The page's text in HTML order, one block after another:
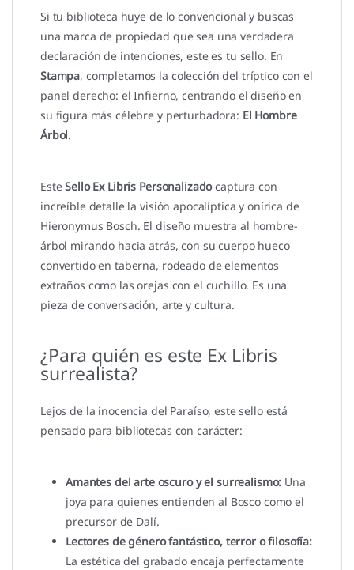
Si tu biblioteca huye de lo convencional y buscas
una marca de propiedad que sea una verdadera
declaración de intenciones, este es tu sello. En
Stampa, completamos la colección del tríptico con el
panel derecho: el Infierno, centrando el diseño en
su figura más célebre y perturbadora: El Hombre
Árbol.
EsteSello Ex Libris Personalizadocaptura con
increíble detalle la visión apocalíptica y onírica de
Hieronymus Bosch. El diseño muestra al hombre-
árbol mirando hacia atrás, con su cuerpo hueco
convertido en taberna, rodeado de elementos
extraños como las orejas con el cuchillo. Es una
pieza de conversación, arte y cultura.
¿Para quién es este Ex Libris
surrealista?
Lejos de la inocencia del Paraíso, este sello está
pensado para bibliotecas con carácter:
Amantes del arte oscuro y el surrealismo: Una
joya para quienes entienden al Bosco como el
precursor de Dalí.
Lectores de género fantástico, terror o filosofía:
La estética del grabado encaja perfectamente